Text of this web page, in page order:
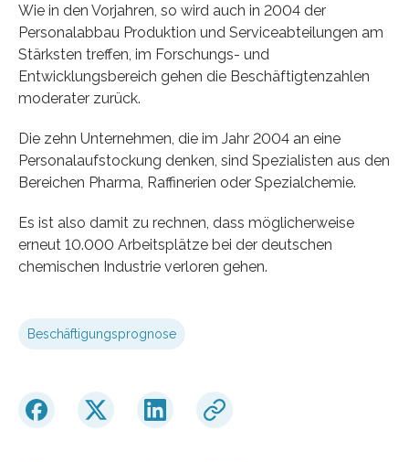
Wie in den Vorjahren, so wird auch in 2004 der
Personalabbau Produktion und Serviceabteilungen am
Stärksten treffen, im Forschungs- und
Entwicklungsbereich gehen die Beschäftigtenzahlen
moderater zurück.
Die zehn Unternehmen, die im Jahr 2004 an eine
Personalaufstockung denken, sind Spezialisten aus den
Bereichen Pharma, Raffinerien oder Spezialchemie.
Es ist also damit zu rechnen, dass möglicherweise
erneut 10.000 Arbeitsplätze bei der deutschen
chemischen Industrie verloren gehen.
Beschäftigungsprognose